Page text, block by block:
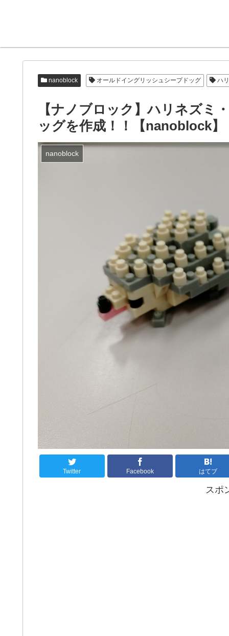
nanoblock オールドイングリッシュシープドッグ ハ
【ナノブロック】ハリネズミ
ッグを作成！！【nanoblock】
nanoblock
Twitter Facebook はてブ
スポ